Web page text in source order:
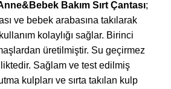
Bakım Sırt Çantası;
ve bebek arabasına takılarak
kolaylığı sağlar. Birinci
üretilmiştir. Su geçirmez
Sağlam ve test edilmiş
kulpları ve sırta takılan kulp